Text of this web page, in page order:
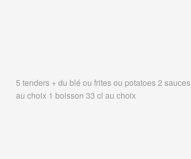
5 tenders + du blé ou frites ou potatoes 2 sauces
au choix 1 boisson 33 cl au choix